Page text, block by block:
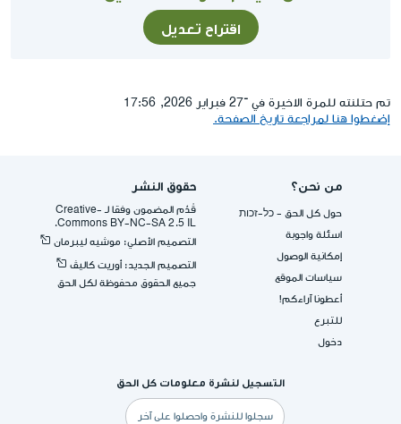
اقتراح تعديل
تم حتلنته للمرة الاخيرة في ־27 فبراير 2026, 17:56
إضغطوا هنا لمراجعة تاريخ الصفحة.
من نحن؟
حول كل الحق - כל-זכות
اسئلة واجوبة
إمكانية الوصول
سياسات الموقع
أعطونا آراءكم!
للتبرع
دخول
حقوق النشر
قُدِّم المضمون وفقا لـ -Creative
Commons BY-NC-SA 2.5 IL.
التصميم الأصلي: موشيه ليبرمان
التصميم الجديد: أوريت كاليڤ
جميع الحقوق محفوظة لكل الحق
التسجيل لنشرة معلومات كل الحق
البريد
الإلكتروني